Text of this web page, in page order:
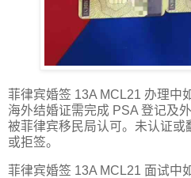
菲律宾婚签 13A MCL21 办理中
海外结婚证需完成 PSA 登记及
被菲律宾移民局认可。未认证
或拒签。
菲律宾婚签 13A MCL21 面试中